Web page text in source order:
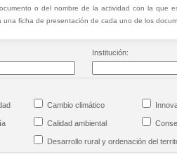
o del nombre de la actividad con la que
ficha de presentación de cada uno de los
Institución:
Cambio climático
Calidad ambiental
Desarrollo rural y ordenación del